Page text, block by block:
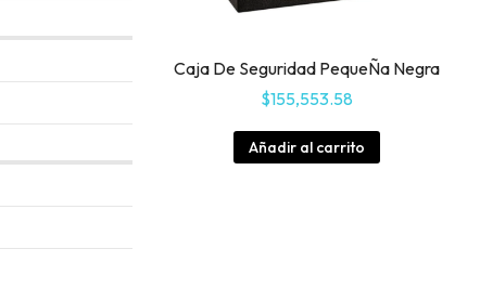
Caja De Seguridad PequeÑa Negra
$155,553.58
Añadir al carrito